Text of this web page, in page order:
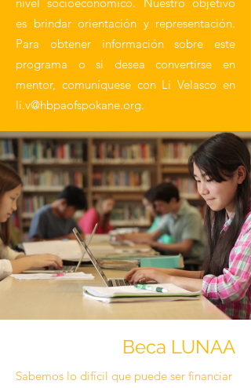
es brindar orientación y representación.
Para obtener información sobre este
programa o si desea convertirse en
mentor, comuníquese con Li Velasco en
li.v@hbpaofspokane.org.
Beca LUNAA
Sabemos lo difícil que puede ser financiar